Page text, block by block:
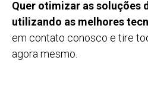
Quer otimizar as soluções
utilizando as melhores
em contato conosco e tire
agora mesmo.